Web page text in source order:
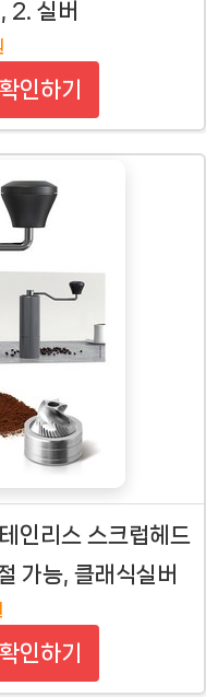
2. 실버
인하기
인리스 스크럽헤드
가능, 클래식실버
인하기